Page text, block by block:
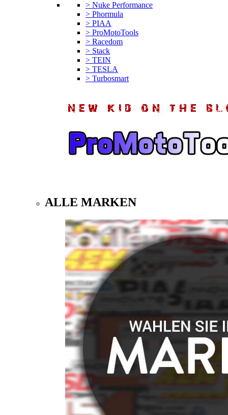
> Nuke Performance
> Phormula
> PIAA
> ProMotoTools
> Racedom
> Stack
> TEIN
> TESLA
> Turbosmart
ALLE MARKEN